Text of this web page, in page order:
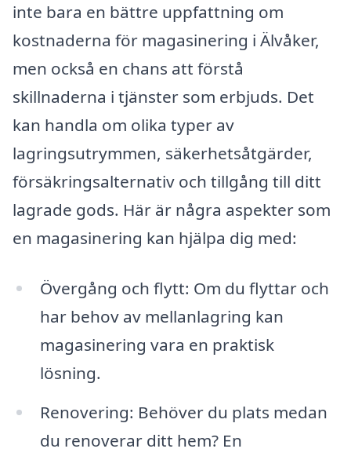
inte bara en bättre uppfattning om
kostnaderna för magasinering i Älvåker,
men också en chans att förstå
skillnaderna i tjänster som erbjuds. Det
kan handla om olika typer av
lagringsutrymmen, säkerhetsåtgärder,
försäkringsalternativ och tillgång till ditt
lagrade gods. Här är några aspekter som
en magasinering kan hjälpa dig med:
Övergång och flytt: Om du flyttar och
har behov av mellanlagring kan
magasinering vara en praktisk
lösning.
Renovering: Behöver du plats medan
du renoverar ditt hem? En